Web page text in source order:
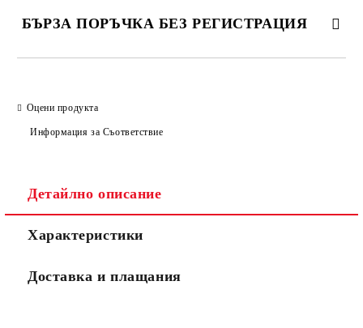
БЪРЗА ПОРЪЧКА БЕЗ РЕГИСТРАЦИЯ
Оцени продукта
Информация за Съответствие
Детайлно описание
Характеристики
Доставка и плащания